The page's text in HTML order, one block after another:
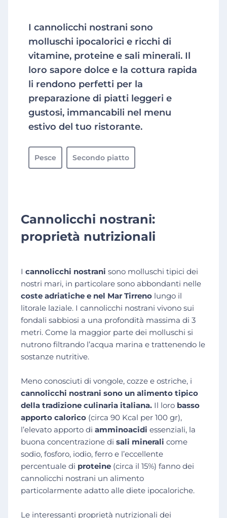
I cannolicchi nostrani sono
molluschi ipocalorici e ricchi di
vitamine, proteine e sali minerali. Il
loro sapore dolce e la cottura rapida
li rendono perfetti per la
preparazione di piatti leggeri e
gustosi, immancabili nel menu
estivo del tuo ristorante.
Pesce Secondo piatto
Cannolicchi nostrani:
proprietà nutrizionali
I cannolicchi nostrani sono molluschi tipici dei
nostri mari, in particolare sono abbondanti nelle
coste adriatiche e nel Mar Tirreno lungo il
litorale laziale. I cannolicchi nostrani vivono sui
fondali sabbiosi a una profondità massima di 3
metri. Come la maggior parte dei molluschi si
nutrono filtrando l’acqua marina e trattenendo le
sostanze nutritive.
Meno conosciuti di vongole, cozze e ostriche, i
cannolicchi nostrani sono un alimento tipico
della tradizione culinaria italiana. Il loro basso
apporto calorico (circa 90 Kcal per 100 gr),
l’elevato apporto di amminoacidi essenziali, la
buona concentrazione di sali minerali come
sodio, fosforo, iodio, ferro e l’eccellente
percentuale di proteine (circa il 15%) fanno dei
cannolicchi nostrani un alimento
particolarmente adatto alle diete ipocaloriche.
Le interessanti proprietà nutrizionali dei